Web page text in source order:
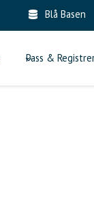
Blå Basen
Pass &